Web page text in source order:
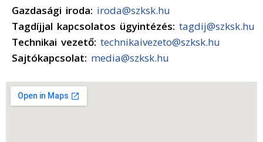
Gazdasági iroda: iroda@szksk.hu
Tagdíjjal kapcsolatos ügyintézés: tagdij@szksk.hu
Technikai vezető: technikaivezeto@szksk.hu
Sajtókapcsolat: media@szksk.hu